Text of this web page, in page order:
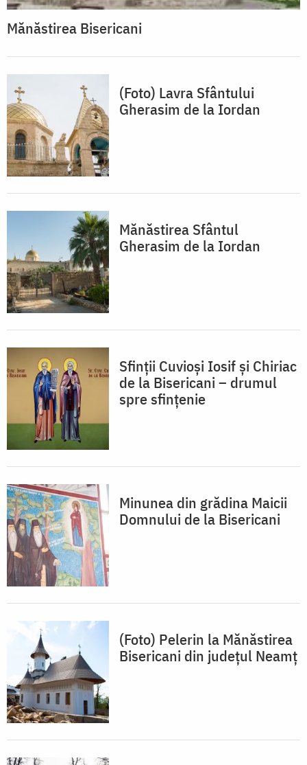
Mănăstirea Bisericani
(Foto) Lavra Sfântului
Gherasim de la Iordan
Mănăstirea Sfântul
Gherasim de la Iordan
Sfinții Cuvioși Iosif și Chiriac
de la Bisericani – drumul
spre sfințenie
Minunea din grădina Maicii
Domnului de la Bisericani
(Foto) Pelerin la Mănăstirea
Bisericani din județul Neamț